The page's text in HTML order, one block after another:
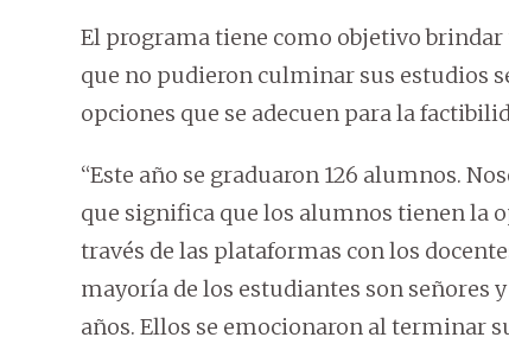
El programa tiene como objetivo
que no pudieron culminar sus estudios
opciones que se adecuen para la
“Este año se graduaron 126 alumnos.
que significa que los alumnos tienen la
través de las plataformas con los
mayoría de los estudiantes son señores
años. Ellos se emocionaron al terminar